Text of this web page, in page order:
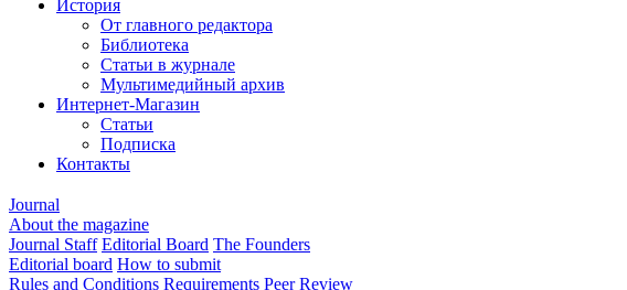
История
От главного редактора
Библиотека
Статьи в журнале
Мультимедийный архив
Интернет-Магазин
Статьи
Подписка
Контакты
Journal
About the magazine
Journal Staff Editorial Board The Founders
Editorial board How to submit
Rules and Conditions Requirements Peer Review